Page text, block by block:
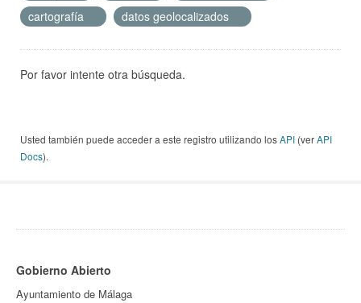
cartografía
datos geolocalizados
Por favor intente otra búsqueda.
Usted también puede acceder a este registro utilizando losAPI (verAPI
Docs).
Gobierno Abierto
Ayuntamiento de Málaga